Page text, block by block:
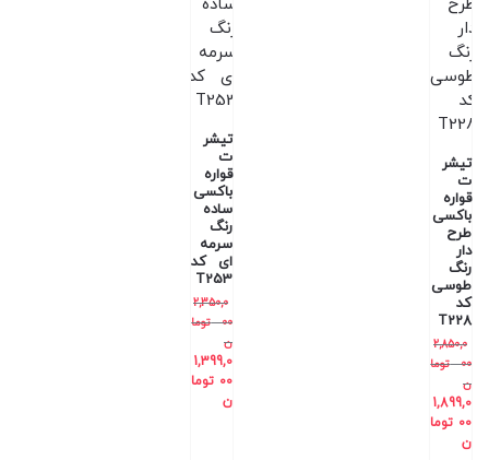
تیشر
ت
قواره
باکسی
طرح
دار
رنگ
طوسی
کد
T228
2,850,0
00
توما
ن
1,899,0
00 توما
ن
تیشر
ت
قواره
باکسی
ساده
رنگ
سرمه
ای کد
T253
2,350,0
00
توما
ن
1,399,0
00 توما
ن